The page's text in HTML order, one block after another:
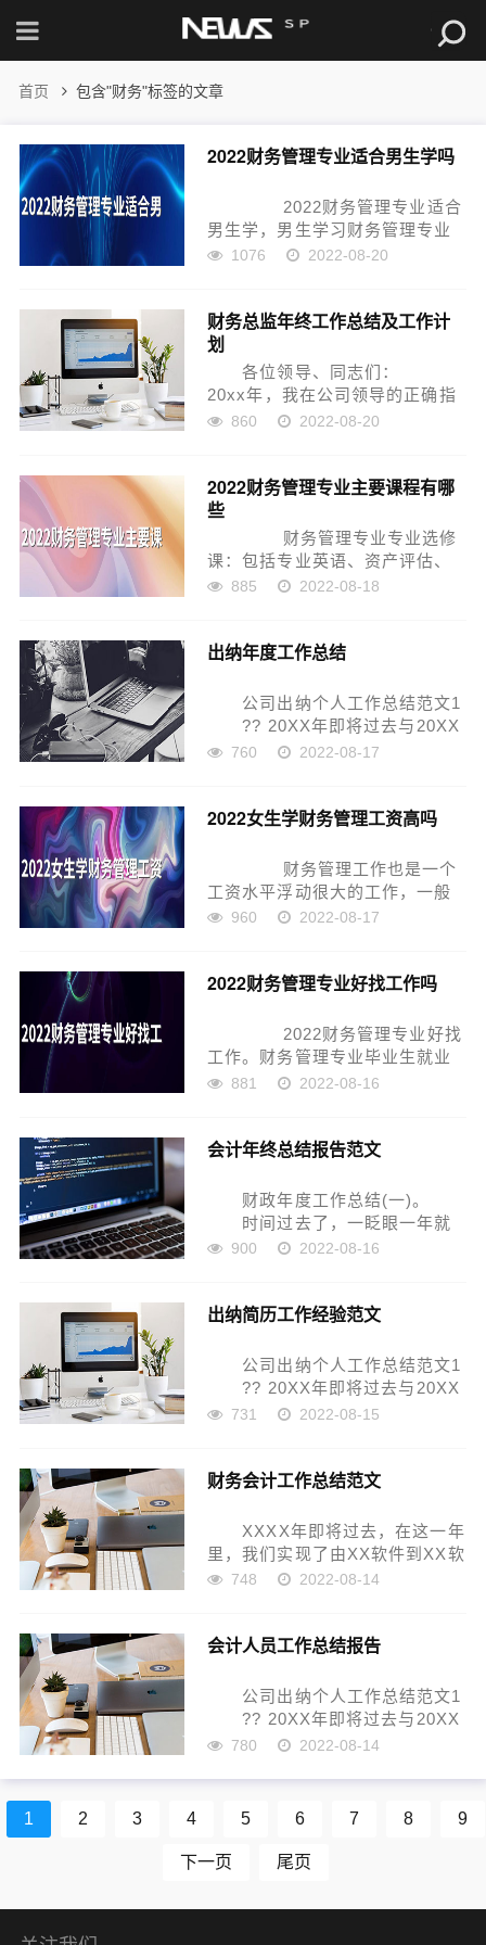
首页 包含"财务"标签的文章
2022财务管理专业适合男生学吗
2022财务管理专业适合
男生学，男生学习财务管理专业
还是非常好的，这个专业工作后
以出来工作1-2年后，再去考财务
管理职业的研究...
1076 2022-08-20
财务总监年终工作总结及工作计
划
各位领导、同志们：
20xx年，我在公司领导的正确指
导和全体同志的支持下，按照总
级部门的工作方针政策，围绕中
心，突出重点，狠抓落...
860 2022-08-20
2022财务管理专业主要课程有哪
些
财务管理专业专业选修
课：包括专业英语、资产评估、
商业银行经营管理、金融工程
学、会计学、财政学、货币银行
885 2022-08-18
出纳年度工作总结
公司出纳个人工作总结范文1
?? 20XX年即将过去与20XX
年就要到来之际，我先祝贺各位
中心领导和全体同事的关心、支
760 2022-08-17
2022女生学财务管理工资高吗
财务管理工作也是一个
工资水平浮动很大的工作，一般
财务管理工资水平在3000元到
小。财务管理人员的工种有好多
960 2022-08-17
2022财务管理专业好找工作吗
2022财务管理专业好找
工作。财务管理专业毕业生就业
分布最为集中的5个去向分别是：
企业、外资大中型企业。
881 2022-08-16
会计年终总结报告范文
财政年度工作总结(一)。
时间过去了，一眨眼一年就
过去了。 我在党组织和领导的精
上，都取得了长足的发展和巨大
900 2022-08-16
出纳简历工作经验范文
公司出纳个人工作总结范文1
?? 20XX年即将过去与20XX
年就要到来之际，我先祝贺各位
中心领导和全体同事的关心、支
731 2022-08-15
财务会计工作总结范文
XXXX年即将过去，在这一年
里，我们实现了由XX软件到XX软
件的切换，虽然有艰难和辛酸，
中的表现向领导和同事做以下总
748 2022-08-14
会计人员工作总结报告
公司出纳个人工作总结范文1
?? 20XX年即将过去与20XX
年就要到来之际，我先祝贺各位
中心领导和全体同事的关心、支
780 2022-08-14
1 2 3 4 5 6 7 8 9
下一页 尾页